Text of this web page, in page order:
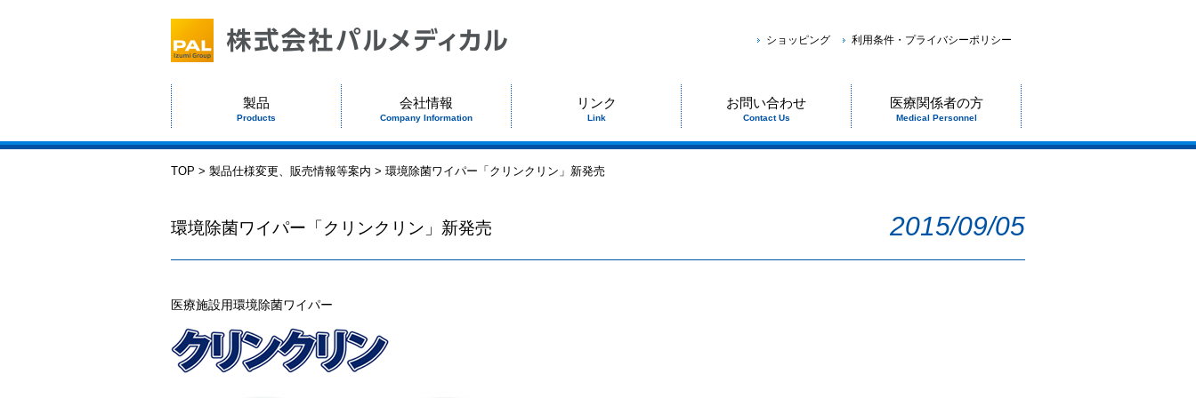
ショッピング 利用条件・プライバシーポリシー
製品
Products
会社情報
Company Information
リンク
Link
お問い合わせ
Contact Us
医療関係者の方
Medical Personnel
TOP > 製品仕様変更、販売情報等案内 > 環境除菌ワイパー「クリンクリン」新発売
環境除菌ワイパー「クリンクリン」新発売 2015/09/05
医療施設用環境除菌ワイパー